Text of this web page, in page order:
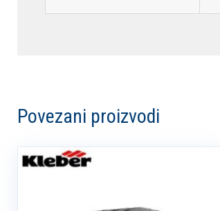
Povezani proizvodi